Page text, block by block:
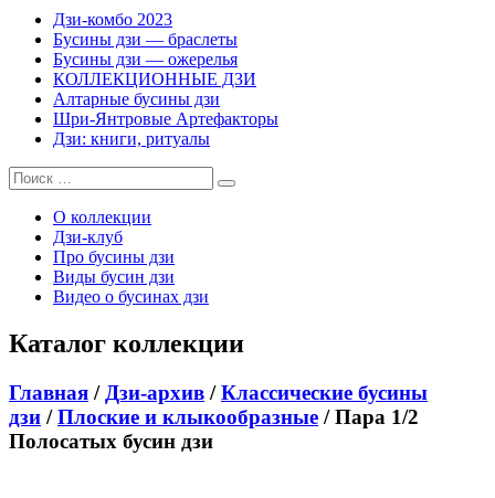
Дзи-комбо 2023
Бусины дзи — браслеты
Бусины дзи — ожерелья
КОЛЛЕКЦИОННЫЕ ДЗИ
Алтарные бусины дзи
Шри-Янтровые Артефакторы
Дзи: книги, ритуалы
О коллекции
Дзи-клуб
Про бусины дзи
Виды бусин дзи
Видео о бусинах дзи
Каталог коллекции
Главная / Дзи-архив /Классические бусины
дзи /Плоские и клыкообразные / Пара 1/2
Полосатых бусин дзи